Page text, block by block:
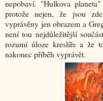
nepobaví. "Hulkova
protože nejen, že jsou
vyprávěny jen obrazem a
není tou nejdůležitější
rozumí úloze kreslíře a že
nakonec příběh vyprávět.